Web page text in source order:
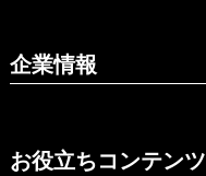
企業情報
お役立ちコンテンツ